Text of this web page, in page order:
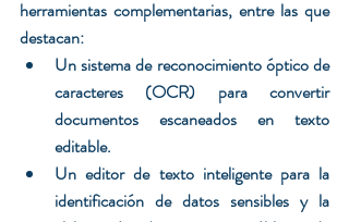
herramientas complementarias, entre las que
destacan:
Un sistema de reconocimiento óptico de
caracteres (OCR) para convertir
documentos escaneados en texto
editable.
Un editor de texto inteligente para la
identificación de datos sensibles y la